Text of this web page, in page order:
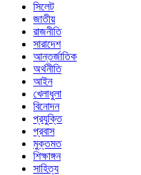
সিলেট
জাতীয়
রাজনীতি
সারাদেশ
আন্তর্জাতিক
অর্থনীতি
আইন
খেলাধুলা
বিনোদন
প্রযুক্তি
প্রবাস
মুক্তমত
শিক্ষাঙ্গন
সাহিত্য